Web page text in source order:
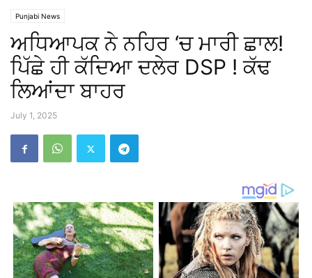
Punjabi News
ਅਧਿਆਪਕ ਨੇ ਨਹਿਰ ‘ਚ ਮਾਰੀ ਛਾਲ!
ਪਿੱਛੇ ਹੀ ਕੱਦਿਆ ਦਲੇਰ DSP ! ਕੱਢ
ਲਿਆਂਦਾ ਬਾਹਰ
July 1, 2025